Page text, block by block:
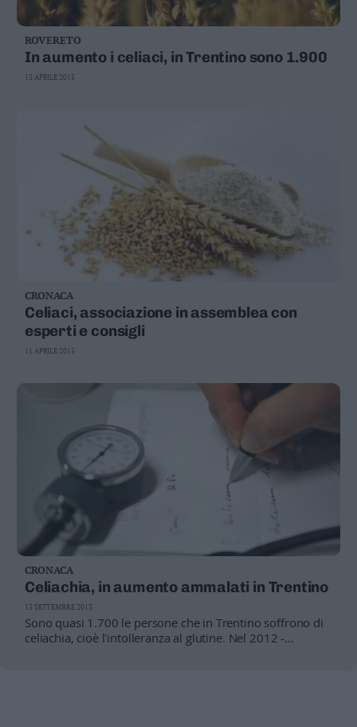
ROVERETO
In aumento i celiaci, in Trentino sono 1.900
13 APRILE 2015
CRONACA
Celiaci, associazione in assemblea con
esperti e consigli
11 APRILE 2015
CRONACA
Celiachia, in aumento ammalati in Trentino
Sono quasi 1.700 le persone che in Trentino soffrono di
celiachia, cioè l'intolleranza al glutine. Nel 2012 -
13 SETTEMBRE 2013